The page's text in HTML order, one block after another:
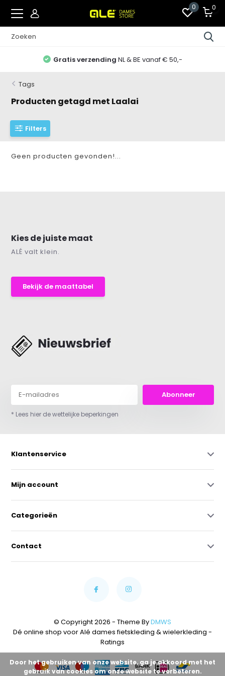
0 0
Gratis verzending NL & BE vanaf € 50,-
Tags
Producten getagd met Laalai
Filters
Geen producten gevonden!...
Kies de juiste maat
ALÉ valt klein.
Bekijk de maattabel
Abonneer
* Lees hier de wettelijke beperkingen
Klantenservice
Mijn account
Categorieën
Contact
© Copyright 2026 - Theme ByDMWS
Dé online shop voor Alé dames fietskleding & wielerkleding -
Ratings
Door het gebruiken van onze website, ga je akkoord met het
gebruik van cookies om onze website te verbeteren.